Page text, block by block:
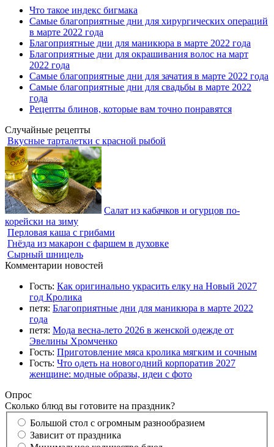
Что такое индекс бигмака
Самые благоприятные дни для хирургических операций
в марте 2022 года
Благоприятные дни для маникюра в марте 2022 года
Благоприятные дни для окрашивания волос на март
2022 года
Самые благоприятные дни для зачатия в марте 2022 года
Самые благоприятные дни для свадьбы в марте 2022
года
Рецепты блинов, которые вам точно понравятся
Случайные рецепты
Вкусные тарталетки с красной рыбой
Салат из кабачков и огурцов по-
корейски на зиму
Перловая каша с грибами
Гнёзда из макарон с фаршем в духовке
Сырный шницель
Комментарии новостей
Гость: Как оригинально украсить елку на Новый 2027
год Кролика
петя: Благоприятные дни для маникюра в марте 2022
года
петя: Мода весна-лето 2026 в женской одежде от
Эвелины Хромченко
Гость: Приготовление мяса кролика мягким и сочным
Гость: Что одеть на новогодний корпоратив 2027
женщине: модные образы, идеи с фото
Опрос
Сколько блюд вы готовите на праздник?
Большой стол с огромным разнообразием
Зависит от праздника